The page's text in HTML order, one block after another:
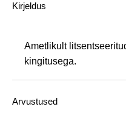
Keepsake
kogus
Kirjeldus
Ametlikult
kingitusega.
Arvustused